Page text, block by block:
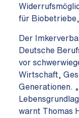
für
Der
Deutsche
vor
Wirtschaft,
Generationen.
warnt Thomas